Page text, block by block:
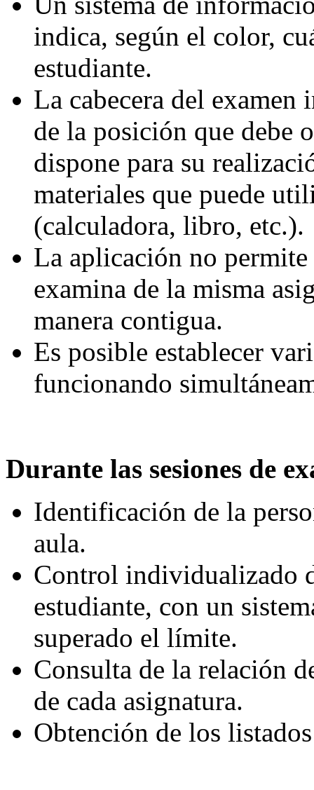
indica, según el color,
estudiante.
La cabecera del examen
de la posición que debe
dispone para su
materiales que puede
(calculadora, libro, etc.).
La aplicación no permite
examina de la misma
manera contigua.
Es posible establecer
funcionando
Durante las sesiones de
Identificación de la
aula.
Control individualizado
estudiante, con un
superado el límite.
Consulta de la relación
de cada asignatura.
Obtención de los